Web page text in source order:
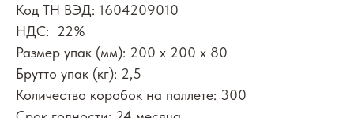
Код ТН ВЭД: 1604209010
НДС: 22%
Размер упак (мм): 200 х 200 х 80
Брутто упак (кг): 2,5
Количество коробок на паллете: 300